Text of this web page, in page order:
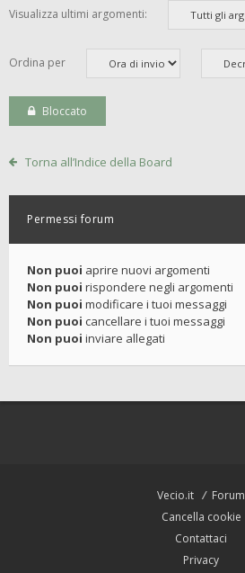
Visualizza ultimi argomenti:
Ordina per
Bloccato
Torna all’Indice della Board
Permessi forum
Non puoi aprire nuovi argomenti
Non puoi rispondere negli argomenti
Non puoi modificare i tuoi messaggi
Non puoi cancellare i tuoi messaggi
Non puoi inviare allegati
Vecio.it
Forum
Cancella cookie
Contattaci
Privacy